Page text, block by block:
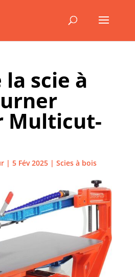
la scie à
Multicut-
| 5 Fév 2025| Scies à bois